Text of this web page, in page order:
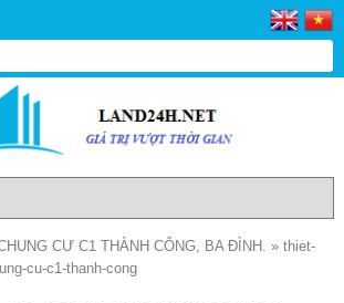
CƯ C1 THÀNH CÔNG, BA ĐÌNH. » thiet-
cu-c1-thanh-cong